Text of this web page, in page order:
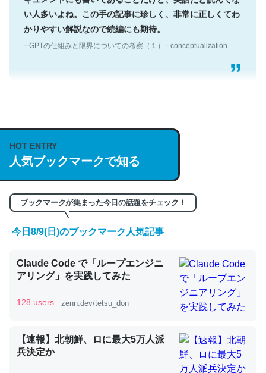
い人多いよね。この手の記事に珍しく、非常に正しくてわ
かりやすい解説なので続編にも期待。
─GPTの仕組みと限界についての考察（１） - conceptualization
説してる記事が少ないので貴重な良記事。/続編来た
https://isobe324649.hatenablog.com/entry/2023/03/27
/064121
─GPTの仕組みと限界についての考察（１） - conceptualization
くらい。小説でいう「ずっと前の伏線」は回収されないけ
ど、短期記憶というには多い分量。進化すればするほど分
かりやすく強くなりそう
HOT ENTRY
人気ブックマークで知る
ブックマークが集まった今日の話題をチェック！
今日8/9(日)のブックマーク人気記事
Claude Code で「ループエンジニ
アリング」を実践してみた
128 users zenn.dev/tetsu_don
【速報】北朝鮮、ロに最大5万人派
兵決定か